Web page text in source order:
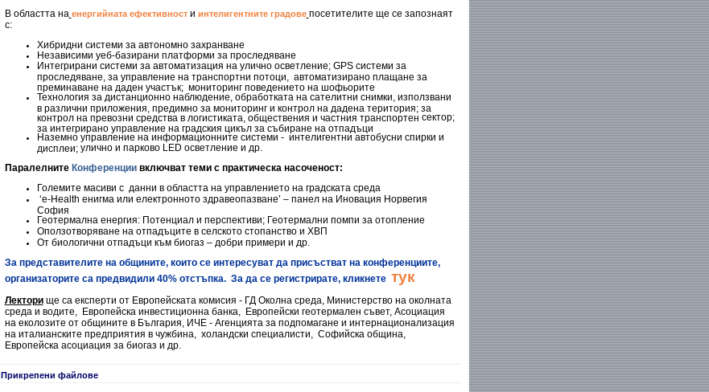
В областта на енергийната ефективности интелигентните градове посетителите ще се запознаят
с:
Хибридни системи за автономно захранване
Независими уеб-базирани платформи за проследяване
Интегрирани системи за автоматизация на улично осветление; GPS системи за
проследяване, за управление на транспортни потоци,
автоматизирано плащане за
преминаване на даден участък; мониторинг поведението на шофьорите
Технология за дистанционно наблюдение, обработката на сателитни снимки, използвани
в различни приложения, предимно за мониторинг и контрол на дадена територия; за
контрол на превозни средства в логистиката, обществения и частния транспортен сектор;
за интегрирано управление на градския цикъл за събиране на отпадъци
Наземно управление на информационните системи - интелигентни автобусни спирки и
дисплеи; улично и парково LED осветление и др.
Паралелните Конференциивключват теми с практическа насоченост:
Големите масиви с данни в областта на управлението на градската среда
‘e-Health енигма или електронното здравеопазване’ – панел на Иновация Норвегия
София
Геотермална енергия: Потенциал и перспективи; Геотермални помпи за отопление
Оползотворяване на отпадъците в селското стопанство и ХВП
От биологични отпадъци към биогаз – добри примери и др.
За представителите на общините, които се интересуват да присъстват на конференциите,
организаторите са предвидили 40% отстъпка. За да се регистрирате, кликнете тук
Лекторище са експерти от Европейската комисия - ГД Околна среда, Министерство на околната
среда и водите,
Европейска инвестиционна банка,
Европейски геотермален съвет, Асоциация
на еколозите от общините в България, ИЧЕ - Агенцията за подпомагане и интернационализация
на италианските предприятия в чужбина, холандски специалисти, Софийска община,
Европейска асоциация за биогаз и др.
Прикрепени файлове